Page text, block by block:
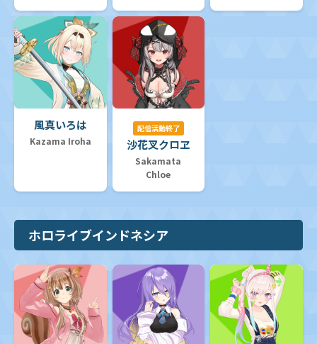
風真いろは
Kazama Iroha
配信活動終了
沙花叉クロヱ
Sakamata
Chloe
ホロライブインドネシア